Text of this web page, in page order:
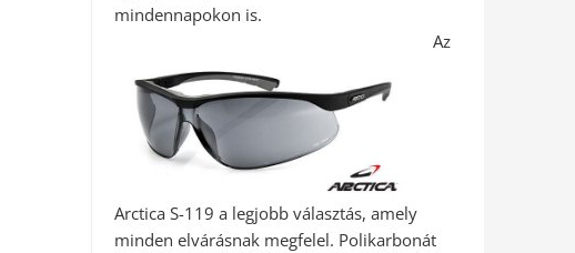
mindennapokon is.
Az
Arctica S-119 a legjobb választás, amely
minden elvárásnak megfelel. Polikarbonát